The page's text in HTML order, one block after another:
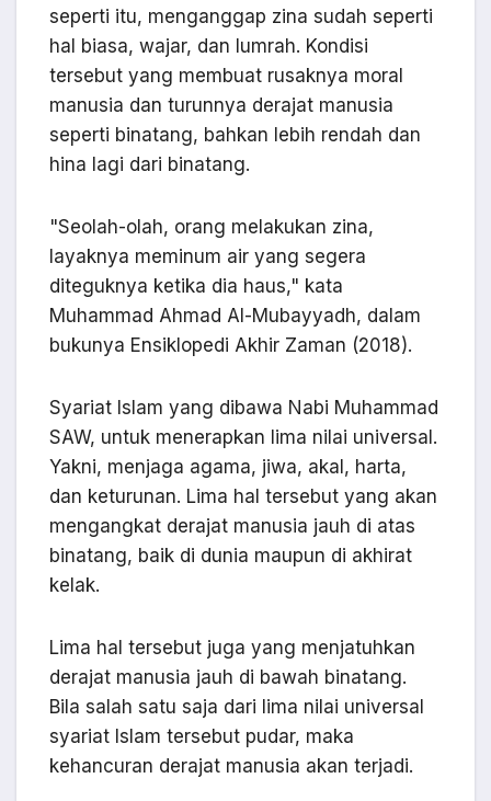
seperti itu, menganggap zina sudah seperti
hal biasa, wajar, dan lumrah. Kondisi
tersebut yang membuat rusaknya moral
manusia dan turunnya derajat manusia
seperti binatang, bahkan lebih rendah dan
hina lagi dari binatang.
"Seolah-olah, orang melakukan zina,
layaknya meminum air yang segera
diteguknya ketika dia haus," kata
Muhammad Ahmad Al-Mubayyadh, dalam
bukunya Ensiklopedi Akhir Zaman (2018).
Syariat Islam yang dibawa Nabi Muhammad
SAW, untuk menerapkan lima nilai universal.
Yakni, menjaga agama, jiwa, akal, harta,
dan keturunan. Lima hal tersebut yang akan
mengangkat derajat manusia jauh di atas
binatang, baik di dunia maupun di akhirat
kelak.
Lima hal tersebut juga yang menjatuhkan
derajat manusia jauh di bawah binatang.
Bila salah satu saja dari lima nilai universal
syariat Islam tersebut pudar, maka
kehancuran derajat manusia akan terjadi.